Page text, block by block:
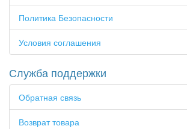
Политика Безопасности
Условия соглашения
Служба поддержки
Обратная связь
Возврат товара